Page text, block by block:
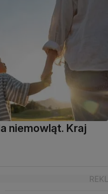
niemowląt. Kraj